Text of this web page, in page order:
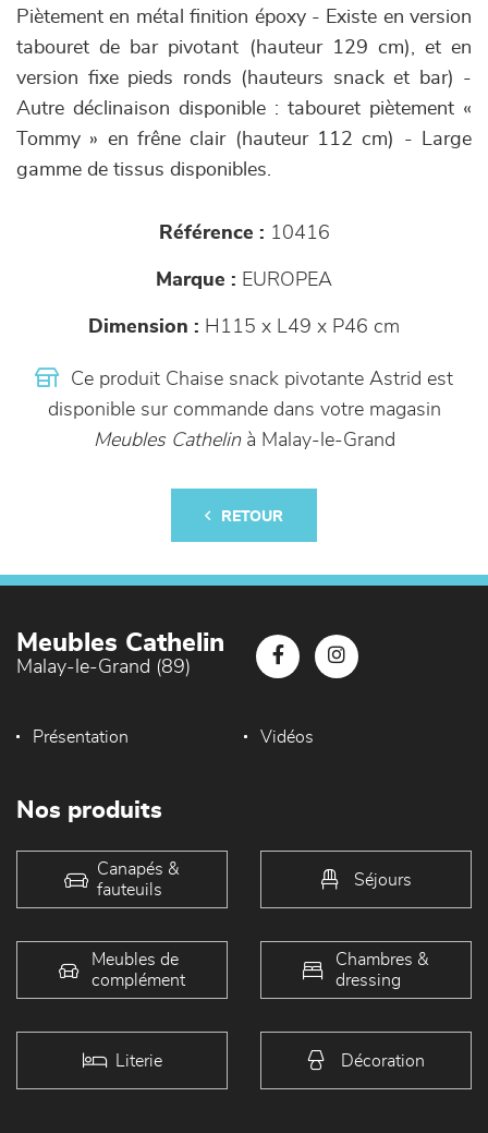
Piètement en métal finition époxy - Existe en version
tabouret de bar pivotant (hauteur 129 cm), et en
version fixe pieds ronds (hauteurs snack et bar) -
Autre déclinaison disponible : tabouret piètement «
Tommy » en frêne clair (hauteur 112 cm) - Large
gamme de tissus disponibles.
Référence : 10416
Marque : EUROPEA
Dimension : H115 x L49 x P46 cm
Ce produit Chaise snack pivotante Astrid est
disponible sur commande dans votre magasin
Meubles Cathelinà Malay-le-Grand
RETOUR
Meubles Cathelin
Malay-le-Grand (89)
Présentation Vidéos
Nos produits
Canapés &
fauteuils
Séjours
Meubles de
complément
Chambres &
dressing
Literie Décoration